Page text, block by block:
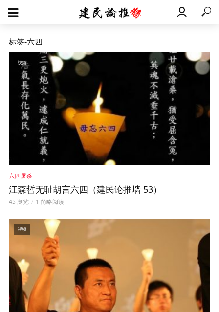
标签-六四
视频
六四屠杀
江森哲无耻胡言六四（建民论推墙 53）
45 浏览 1 简略阅读
视频